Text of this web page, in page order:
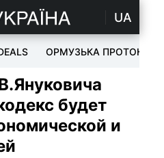
UA
ОРМУЗЬКА ПРОТОКА
будет
и